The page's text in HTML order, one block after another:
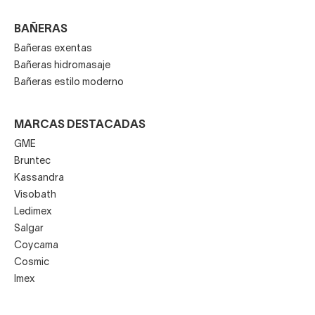
BAÑERAS
Bañeras exentas
Bañeras hidromasaje
Bañeras estilo moderno
MARCAS DESTACADAS
GME
Bruntec
Kassandra
Visobath
Ledimex
Salgar
Coycama
Cosmic
Imex